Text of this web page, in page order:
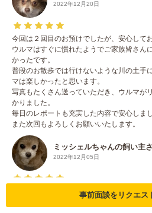
2022年12月20日
今回は２回目のお預けでしたが、安心して
ウルマはすぐに慣れたようでご家族皆さん
かったです。
普段のお散歩では行けないような川の土手
マは楽しかったと思います。
写真もたくさん送っていただき、ウルマが
かりました。
毎日のレポートも充実した内容で安心しまし
また次回もよろしくお願いいたします。
ミッシェルちゃんの飼い主
2022年12月05日
うちの子は甘えん坊で寂しがり屋なので人
事前面談をリクエス